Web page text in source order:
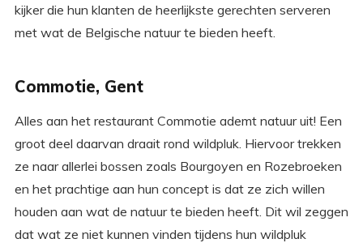
kijker die hun klanten de heerlijkste gerechten serveren
met wat de Belgische natuur te bieden heeft.
Commotie, Gent
Alles aan het restaurant Commotie ademt natuur uit! Een
groot deel daarvan draait rond wildpluk. Hiervoor trekken
ze naar allerlei bossen zoals Bourgoyen en Rozebroeken
en het prachtige aan hun concept is dat ze zich willen
houden aan wat de natuur te bieden heeft. Dit wil zeggen
dat wat ze niet kunnen vinden tijdens hun wildpluk